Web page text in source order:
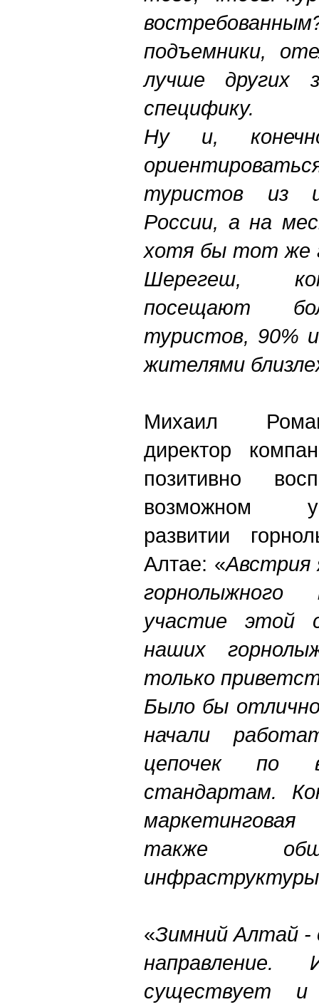
подъемники,
лучше других
специфику.
Ну и,
туристов из
России, а на
хотя бы тот же
Шерегеш,
посещают
туристов, 90%
жителями
Михаил
директор
позитивно
возможном
развитии
Алтае: «Австрия
участие этой
наших
только
Было бы
начали
цепочек по
стандартам.
также
инфраструктуры
«Зимний Алтай -
существует и